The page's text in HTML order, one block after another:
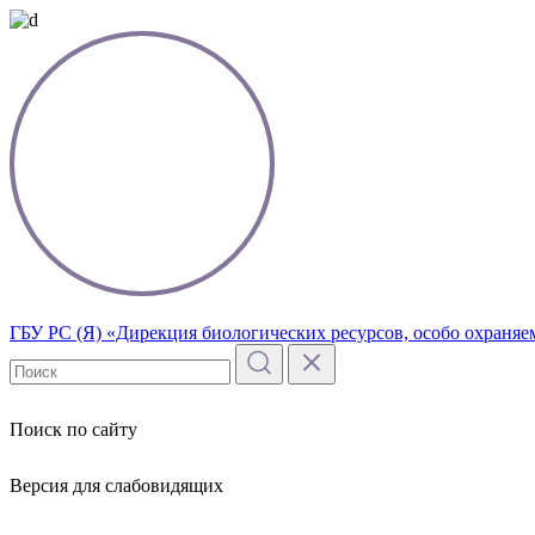
ГБУ РС (Я) «Дирекция биологических ресурсов, особо
Поиск по сайту
Версия для слабовидящих